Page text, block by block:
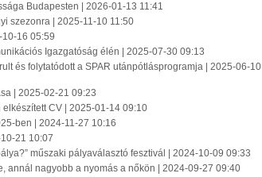
Budapesten | 2026-01-13 11:41
szezonra | 2025-11-10 11:50
16 05:59
Igazgatóság élén | 2025-07-30 09:13
és folytatódott a SPAR utánpótlásprogramja | 2025-06-10
| 2025-02-21 09:23
CV | 2025-01-14 09:10
ben | 2024-11-27 10:16
21 10:07
műszaki pályaválasztó fesztivál | 2024-10-09 09:33
annál nagyobb a nyomás a nőkön | 2024-09-27 09:40